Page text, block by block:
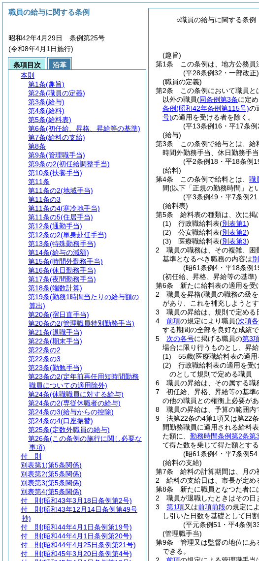
○職員の給与に関する条例
(趣旨)
第1条
この条例は、地方公務員
(平28条例32・一部改正)
(職員の定義)
第2条
この条例において職員と
以外の職員(同条例第3条に定
条例(昭和42年条例第115号)の
号)の適用を受ける者を除く。
(平13条例16・平17条
(給与)
第3条
この条例で給与とは、
時間外勤務手当、休日勤務手
(平2条例18・平18条例
(給料)
第4条
この条例で給料とは、 職
間(以下「正規の勤務時間」と
(平3条例49・平7条例
(給料表)
第5条
給料表の種類は、次に掲
(1)
行政職給料表(別表第1)
(2)
公安職給料表(別表第2)
(3)
医療職給料表(別表第3)
2
職員の職務は、その複雑、
基準となるべき職務の内容は
(昭61条例4・平18条例
(初任給、昇格、昇給等の基準)
第6条
新たに給料表の適用を受
2
職員を昇格(職員の職務の級
があり、これを補充しようと
3
職員の昇給は、規則で定める
4
前項の規定により職員(次項
する期間の全部を良好な成績
5
次の各号に掲げる職員の第3
場合に限り行うものとし、昇
(1)
55歳(医療職給料表の適
(2)
行政職給料表の適用を受
のとして規則で定める職員
6
職員の昇給は、その属する職
7
初任給、昇格、昇給等の基準
の他の職員との権衡上必要が
8
職員の昇給は、予算の範囲内
9
法第22条の4第1項又は第22
間勤務職員に適用される給料
た額に、 勤務時間条例第2条第
て得た数を乗じて得た額とする
(昭61条例4・平7条例
(給料の支給)
第7条
給料の計算期間は、月の
2
給料の支給日は、市長が定め
第8条
新たに職員となつた者に
2
職員が退職したときはその日
3
第1項又は前項前段の規定に
し引いた日数を基礎として日
(平元条例51・平4条例
(管理職手当)
第9条
管理又は監督の地位に
できる。
職員の給与に関する条例
昭和42年4月29日 条例第25号
(令和8年4月1日施行)
条項目次
沿革
本則
第1条(趣旨)
第2条(職員の定義)
第3条(給与)
第4条(給料)
第5条(給料表)
第6条(初任給、昇格、昇給等の基準)
第7条(給料の支給)
第8条
第9条(管理職手当)
第9条の2(初任給調整手当)
第10条(扶養手当)
第11条
第11条の2(地域手当)
第11条の3
第11条の4(寒冷地手当)
第11条の5(住居手当)
第12条(通勤手当)
第12条の2(単身赴任手当)
第13条(特殊勤務手当)
第14条(給与の減額)
第15条(時間外勤務手当)
第16条(休日勤務手当)
第17条(夜間勤務手当)
第18条(端数計算)
第19条(勤務1時間当たりの給与額の
算出)
第20条(宿日直手当)
第20条の2(管理職員特別勤務手当)
第21条(退職手当)
第22条(期末手当)
第22条の2
第22条の3
第23条(勤勉手当)
第23条の2(定年前再任用短時間勤務
職員についての適用除外)
第24条(休職職員に対する給与)
第24条の2(専従休職者の給与)
第24条の3(給与からの控除)
第24条の4(口座振替)
第25条(定数外職員の給与)
第26条(この条例の施行に関し必要な
事項)
付 則
別表第1(第5条関係)
別表第2(第5条関係)
別表第3(第5条関係)
別表第4(第5条関係)
付 則 (昭和43年3月18日条例第2号)
付 則 (昭和43年12月14日条例第49号
抄)
付 則 (昭和44年4月1日条例第19号)
付 則 (昭和44年4月1日条例第20号)
付 則 (昭和44年4月25日条例第21号)
付 則 (昭和45年3月20日条例第4号)